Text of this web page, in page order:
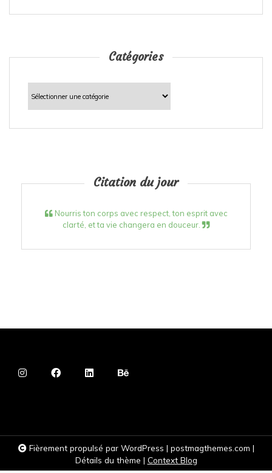
Catégories
Catégories
Citation du jour
Nourris ton corps avec respect, ton esprit avec
clarté, et ta vie changera en douceur.
Fièrement propulsé par WordPress | postmagthemes.com |
Détails du thème | Context Blog